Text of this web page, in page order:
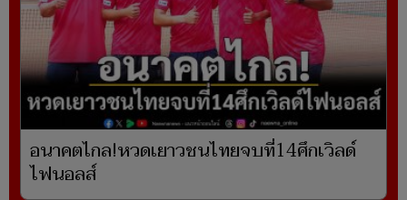
อนาคตไกล!หวดเยาวชนไทยจบที่14ศึกเวิลด์
ไฟนอลส์